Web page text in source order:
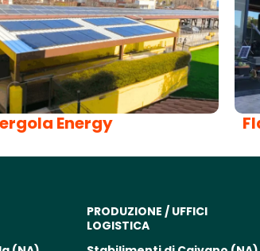
Energy
PRODUZIONE / UFFICI
LOGISTICA